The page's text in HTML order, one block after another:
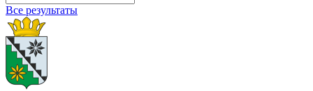
Все результаты